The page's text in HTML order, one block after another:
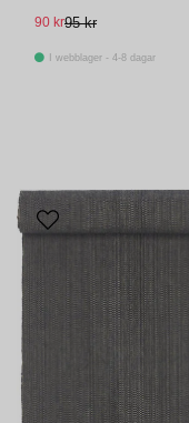
95 kr
90 kr
I webblager - 4-8 dagar